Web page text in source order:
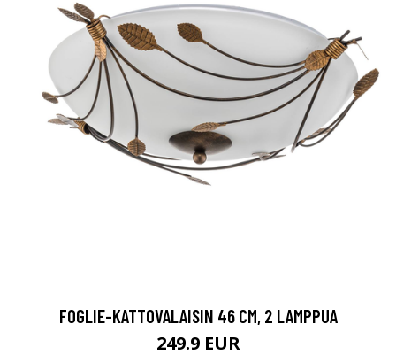
FOGLIE-KATTOVALAISIN 46 CM, 2 LAMPPUA
249.9 EUR